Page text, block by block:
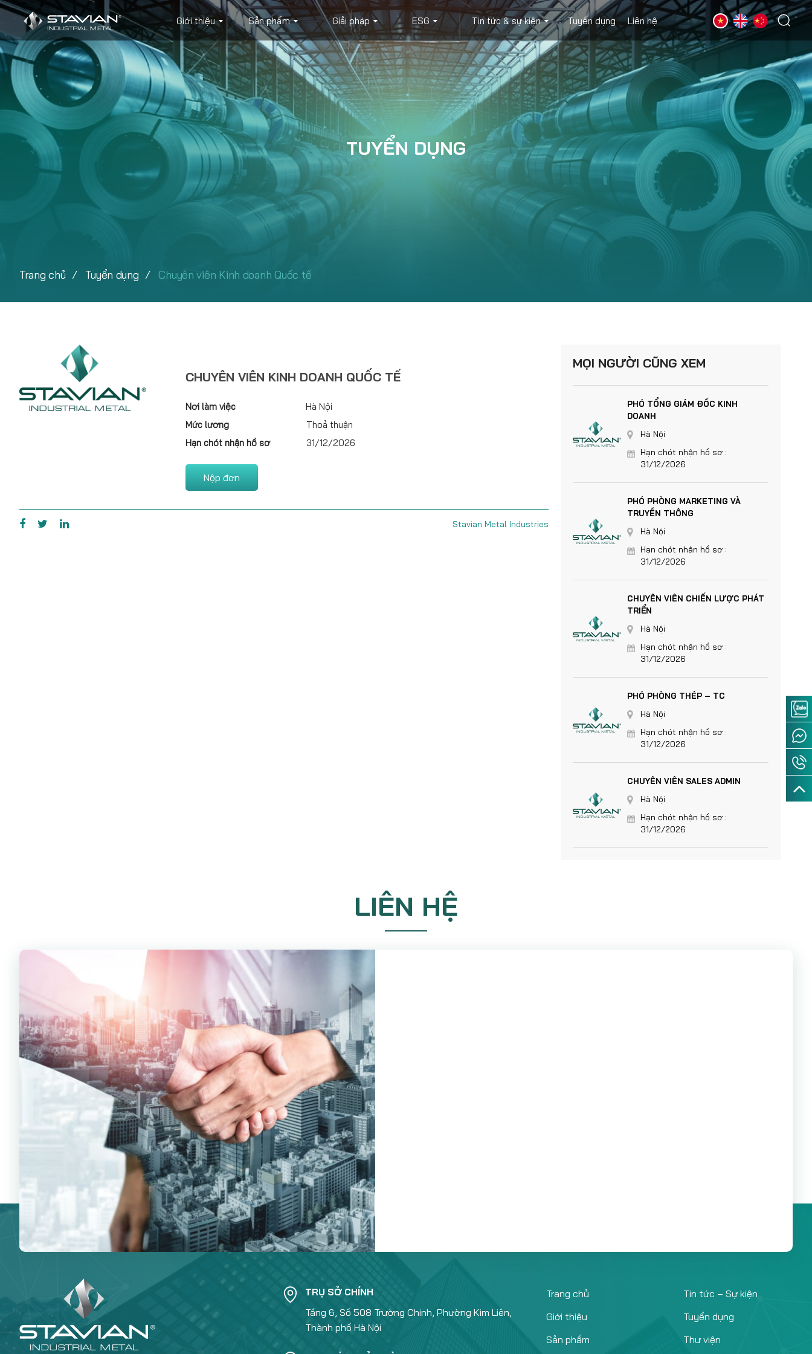
Giới thiệu Sản phẩm Giải pháp ESG Tin tức & sự kiện Tuyển dụng Liên hệ
Trang chủ Tuyển dụng Chuyên viên Kinh doanh Quốc tế
TUYỂN DỤNG
CHUYÊN VIÊN KINH DOANH QUỐC TẾ
Nơi làm việc
Hà Nội
Mức lương
Thoả thuận
Hạn chót nhận hồ sơ
31/12/2026
Nộp đơn
Stavian Metal Industries
MỌI NGƯỜI CŨNG XEM
PHÓ TỔNG GIÁM ĐỐC KINH
DOANH
Hà Nội
Hạn chót nhận hồ sơ :
31/12/2026
PHÓ PHÒNG MARKETING VÀ
TRUYỀN THÔNG
Hà Nội
Hạn chót nhận hồ sơ :
31/12/2026
CHUYÊN VIÊN CHIẾN LƯỢC PHÁT
TRIỂN
Hà Nội
Hạn chót nhận hồ sơ :
31/12/2026
PHÓ PHÒNG THÉP – TC
Hà Nội
Hạn chót nhận hồ sơ :
31/12/2026
CHUYÊN VIÊN SALES ADMIN
Hà Nội
Hạn chót nhận hồ sơ :
31/12/2026
LIÊN HỆ
TRỤ SỞ CHÍNH
Tầng 6, Số 508 Trường Chinh, Phường Kim Liên,
Thành phố Hà Nội
Trang chủ
Giới thiệu
Sản phẩm
Tin tức – Sự kiện
Tuyển dụng
Thư viện